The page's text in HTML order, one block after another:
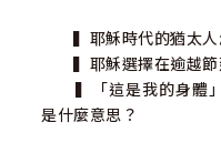
▍耶穌時代的猶太人
▍耶穌選擇在逾越節
▍「這是我的身體」
是什麼意思？